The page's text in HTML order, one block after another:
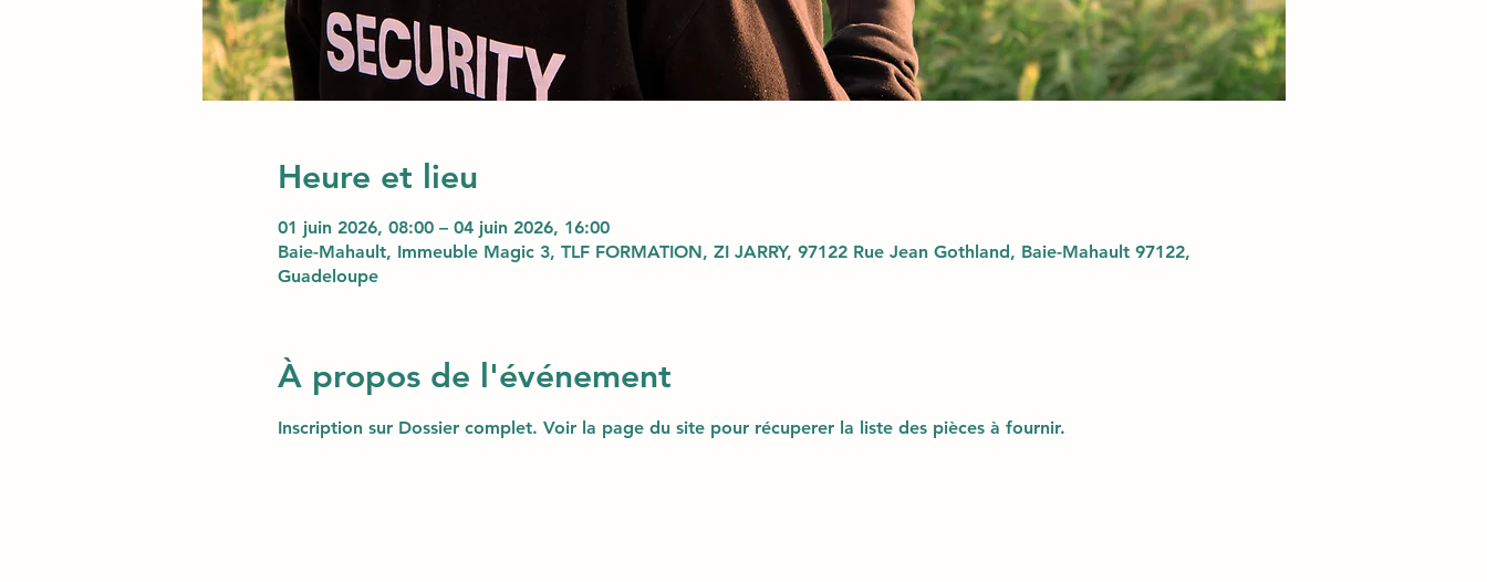
Heure et lieu
01 juin 2026, 08:00 – 04 juin 2026, 16:00
Baie-Mahault, Immeuble Magic 3, TLF FORMATION, ZI JARRY, 97122 Rue Jean Gothland, Baie-Mahault 97122,
Guadeloupe
À propos de l'événement
Inscription sur Dossier complet. Voir la page du site pour récuperer la liste des pièces à fournir.